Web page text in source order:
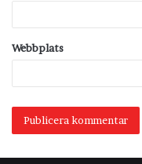
Webbplats